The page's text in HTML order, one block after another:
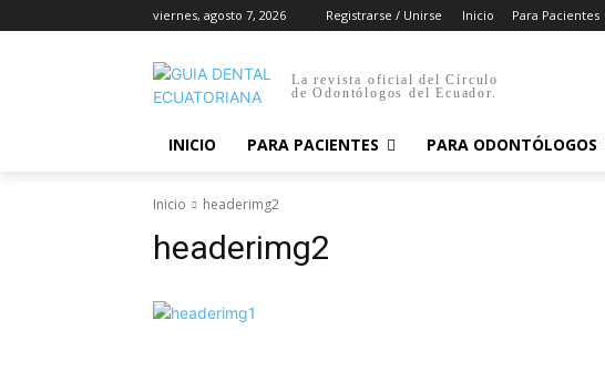
viernes, agosto 7, 2026 Registrarse / Unirse Inicio Para Pacientes
La revista oficial del Círculo
de Odontólogos del Ecuador.
INICIO PARA PACIENTES PARA ODONTÓLOGOS
Inicio headerimg2
headerimg2